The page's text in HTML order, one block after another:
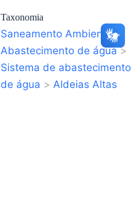
Taxonomia
Saneamento Ambiental>
Abastecimento de água>
Sistema de abastecimento
de água > Aldeias Altas